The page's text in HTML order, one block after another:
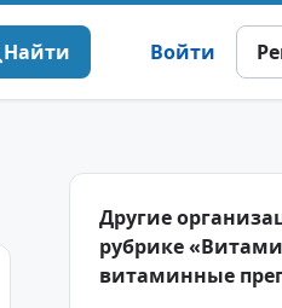
Найти Войти
Другие
рубрике
витаминные